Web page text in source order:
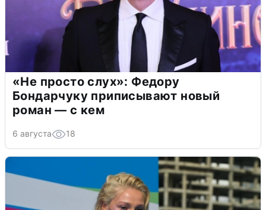
«Не просто слух»: Федору
Бондарчуку приписывают новый
роман — с кем
6 августа 18